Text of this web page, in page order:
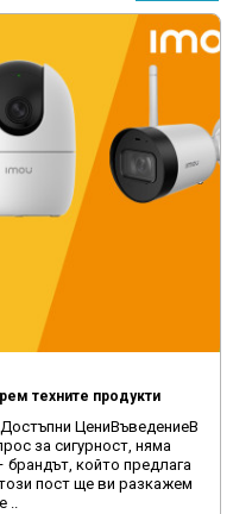
техните продукти
Достъпни ЦениВъведениеВ
за сигурност, няма
който предлага
пост ще ви разкажем
..